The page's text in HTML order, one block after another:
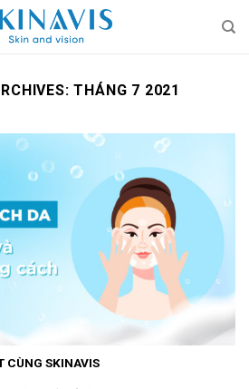
THÁNG 7 2021
CÙNG SKINAVIS